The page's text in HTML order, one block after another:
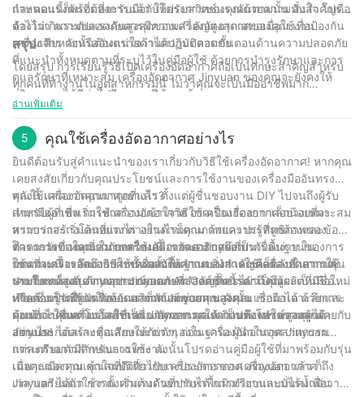
กำหนดแรงดันที่ต้องการแล้ว ให้ปรับสวิตช์แรงดันตามนั้น สิ่งสำคัญคือ
ต้องไม่เกินระดับแรงดันสูงสุดของเครื่องอัดอากาศของคุณ เพื่อป้องกัน
ความเสียหายหรืออันตรายด้านความปลอดภัย
และตอนนี้ก็พร้อมที่จะรับมือกับโครงการของคุณด้วยความมั่นใจ โปรด
จำไว้ว่า ความปลอดภัยควรมีความสำคัญสูงสุดเสมอเมื่อใช้งาน
เครื่องจักร ดังนั้นต้องแน่ใจว่าได้ปฏิบัติตามขั้นตอนด้านความปลอดภัย
ที่แนะนำทั้งหมดตามที่ระบุไว้ในคู่มือผู้ใช้ ด้วยการบำรุงรักษาและการ
ดูแลรักษาที่เหมาะสม เครื่องอัดอากาศ Jinyuan ของคุณจะยังคงให้
บริการคุณได้ดีต่อไปอีกหลายปีข้างหน้า
สรุป
โดยสรุป การเรียนรู้วิธีเปิดเครื่องอัดอากาศถือเป็นทักษะสำคัญสำหรับ
ทุกคนที่ทำงานในอุตสาหกรรมนี้ ไม่ว่าคุณจะเป็นมืออาชีพมาก
ประสบการณ์หรือเพิ่งเริ่มต้น การรู้ขั้นตอนที่เหมาะสมในการสตาร์ท
ประสิทธิภาพ ด้วยประสบการณ์ 30 ปีในอุตสาหกรรม บริษัทของเราได้
เรียนรู้อย่างเจาะลึกเกี่ยวกับการทำงานของเครื่องอัดอากาศ และเรามุ่ง
มั่นที่จะแบ่งปันความรู้นั้นกับลูกค้าของเรา ด้วยการทำตามขั้นตอนที่
ระบุไว้ในบทความนี้ คุณสามารถสตาร์ทเครื่องอัดอากาศได้อย่างมั่นใจ
และปลอดภัย และจัดการกับโครงการต่างๆ ได้อย่างง่ายดาย ขอ
ขอบคุณที่อ่านและคอยติดตามคำแนะนำและเคล็ดลับที่เป็นประโยชน์
เพิ่มเติมจากทีมของเรา
อ่านเพิ่มเติม
5 คุณใช้เครื่องอัดอากาศอย่างไร
ยินดีต้อนรับสู่คำแนะนำของเราเกี่ยวกับวิธีใช้เครื่องอัดอากาศ! หากคุณ
เคยสงสัยเกี่ยวกับคุณประโยชน์และการใช้งานของเครื่องมืออันทรง
พลังนี้ แสดงว่าคุณมาถูกที่แล้ว ตั้งแต่ผู้ชื่นชอบงาน DIY ไปจนถึงผู้รับ
เหมามืออาชีพ การทำความเข้าใจวิธีใช้เครื่องอัดอากาศอย่างเหมาะสม
สามารถสร้างโลกที่แตกต่างในด้านคุณภาพและประสิทธิภาพของ
โครงการของคุณ ในบทความนี้ เราจะอธิบายเกี่ยวกับพื้นฐานของการ
ใช้งานเครื่องอัดอากาศ พร้อมทั้งให้คำแนะนำและเคล็ดลับในการใช้
ประโยชน์สูงสุดจากอุปกรณ์อเนกประสงค์ชิ้นนี้ ไม่ว่าคุณจะเป็นมือใหม่
หรือต้องการฝึกฝนทักษะ เราก็พร้อมช่วยคุณ ดังนั้น เรามาเจาะลึกและ
ค้นพบว่าคุณสามารถใช้เครื่องอัดอากาศให้เกิดประโยชน์สูงสุดได้
อย่างไร!
คุณใช้เครื่องอัดอากาศอย่างไร?
สำหรับผู้ที่เพิ่งเริ่มใช้เครื่องอัดอากาศ อาจเป็นเรื่องยากเล็กน้อยที่จะ
ทราบว่าจะเริ่มต้นอย่างไร อย่างไรก็ตาม ด้วยความรู้ที่ถูกต้องและข้อ
ควรระวังที่เหมาะสม การใช้เครื่องอัดอากาศจึงเป็นเรื่องง่าย ใน
บทความนี้ เราจะอธิบายขั้นตอนพื้นฐานของการใช้เครื่องอัดอากาศ
รวมถึงเคล็ดลับด้านความปลอดภัยที่สำคัญที่ควรคำนึงถึง
ทำความเข้าใจเกี่ยวกับเครื่องอัดอากาศ Jinyuan
ก่อนที่จะเจาะลึกถึงวิธีใช้เครื่องอัดอากาศ สิ่งสำคัญคือต้องทำความคุ้น
เคยกับแบรนด์ Jinyuan Jinyuan Air Compressor เป็นผู้ผลิตที่มีชื่อ
เสียงซึ่งเป็นที่รู้จักในด้านผลิตภัณฑ์คุณภาพสูงและเชื่อถือได้ ด้วยการ
มุ่งเน้นไปที่เทคโนโลยีที่เป็นนวัตกรรมและความพึงพอใจของลูกค้า
Jinyuan ได้สร้างชื่อเสียงให้กับตัวเองในฐานะผู้นำในอุตสาหกรรม
ทำความรู้จักกับเครื่องอัดอากาศ Jinyuan ของคุณ
ก่อนที่จะใช้เครื่องอัดอากาศ Jinyuan คุณจำเป็นต้องทำความคุ้นเคยกับ
ส่วนประกอบและคุณลักษณะต่างๆ ก่อน เครื่องอัดอากาศ Jinyuan
แต่ละตัวอาจมีลักษณะเฉพาะ ดังนั้นโปรดอ่านคู่มือผู้ใช้ที่มาพร้อมกับรุ่น
เฉพาะของคุณ คุณสมบัติทั่วไปบางประการของเครื่องอัดอากาศ
Jinyuan ได้แก่ การตั้งค่าแรงดันที่ปรับได้ การทำงานแบบไร้น้ำมัน
การเตรียมตัวสำหรับการใช้งาน
เมื่อคุณมีความเข้าใจที่ดีเกี่ยวกับเครื่องอัดอากาศ Jinyuan แล้ว ก็ถึง
เวลาเตรียมตัวใช้งาน เริ่มต้นด้วยการหาพื้นผิวเรียบและมั่นคงเพื่อวาง